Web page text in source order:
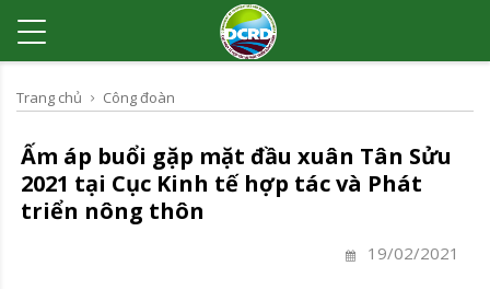
Trang chủ Công đoàn
Ấm áp buổi gặp mặt đầu xuân Tân Sửu
2021 tại Cục Kinh tế hợp tác và Phát
triển nông thôn
19/02/2021